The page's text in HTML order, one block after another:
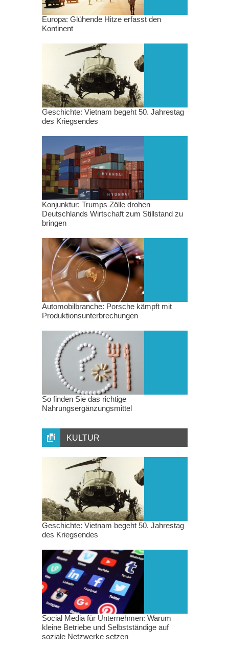
Europa: Glühende Hitze erfasst den
Kontinent
Geschichte: Vietnam begeht 50. Jahrestag
des Kriegsendes
Konjunktur: Trumps Zölle drohen
Deutschlands Wirtschaft zum Stillstand zu
bringen
Automobilbranche: Porsche kämpft mit
Produktionsunterbrechungen
So finden Sie das richtige
Nahrungsergänzungsmittel
KULTUR
Geschichte: Vietnam begeht 50. Jahrestag
des Kriegsendes
Social Media für Unternehmen: Warum
kleine Betriebe und Selbstständige auf
soziale Netzwerke setzen